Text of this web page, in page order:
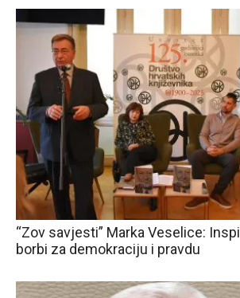
“Zov savjesti” Marka Veselice:
borbi za demokraciju i pravdu